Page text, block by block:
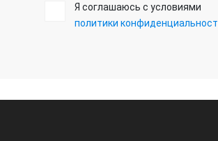
Я соглашаюсь с условиями
политики